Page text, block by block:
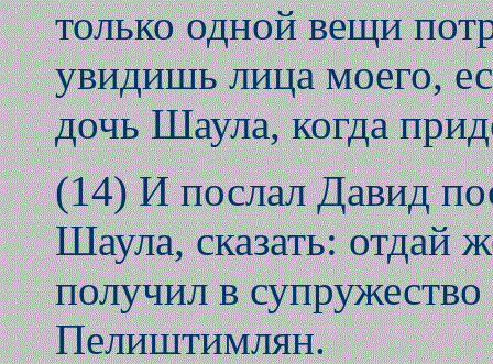
только одной вещи
увидишь лица моего,
дочь Шаула, когда
(14) И послал Давид
Шаула, сказать:
получил в
Пелиштимлян.